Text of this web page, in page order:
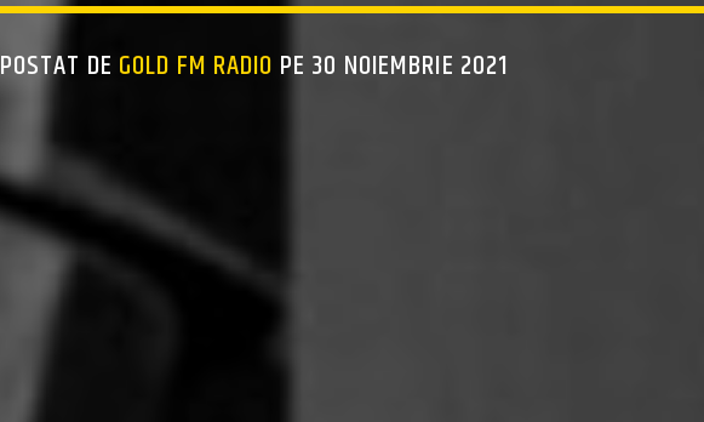
POSTAT DE GOLD FM RADIO PE 30 NOIEMBRIE 2021